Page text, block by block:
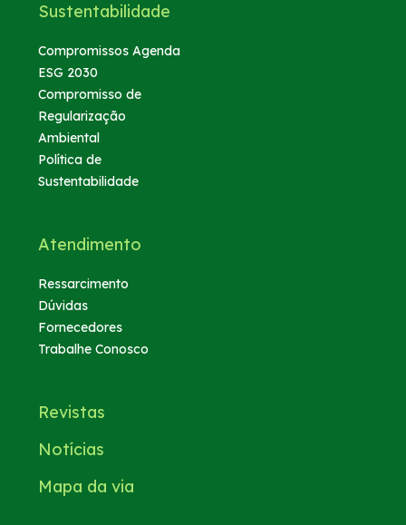
Sustentabilidade
Compromissos Agenda
ESG 2030
Compromisso de
Regularização
Ambiental
Política de
Sustentabilidade
Atendimento
Ressarcimento
Dúvidas
Fornecedores
Trabalhe Conosco
Revistas
Notícias
Mapa da via